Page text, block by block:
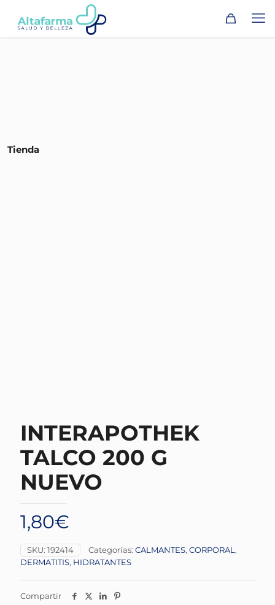
Tienda
INTERAPOTHEK
TALCO 200 G
NUEVO
1,80€
SKU: 192414 Categorías: CALMANTES, CORPORAL ,
DERMATITIS, HIDRATANTES
Compartir